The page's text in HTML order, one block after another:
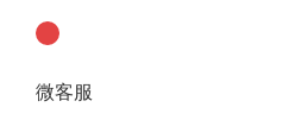
微客服